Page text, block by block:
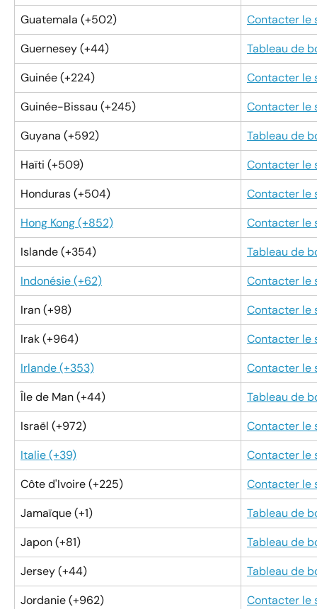
Guatemala (+502)
Contacter le
Guernesey (+44)
Tableau de
Guinée (+224)
Contacter le
Guinée-Bissau (+245)
Contacter le
Guyana (+592)
Tableau de
Haïti (+509)
Contacter le
Honduras (+504)
Contacter le
Hong Kong (+852)
Contacter le
Islande (+354)
Tableau de
Indonésie (+62)
Contacter le
Iran (+98)
Contacter le
Irak (+964)
Contacter le
Irlande (+353)
Contacter le
Île de Man (+44)
Tableau de
Israël (+972)
Contacter le
Italie (+39)
Contacter le
Côte d'Ivoire (+225)
Contacter le
Jamaïque (+1)
Tableau de
Japon (+81)
Tableau de
Jersey (+44)
Tableau de
Jordanie (+962)
Contacter le